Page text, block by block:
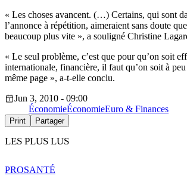
« Les choses avancent. (…) Certains, qui sont
l’annonce à répétition, aimeraient sans doute
beaucoup plus vite », a souligné Christine
« Le seul problème, c’est que pour qu’on soit
internationale, financière, il faut qu’on soit à
même page », a-t-elle conclu.
Jun 3, 2010 - 09:00
ÉconomieÉconomieEuro & Finances
Print Partager
LES PLUS LUS
PROSANTÉ